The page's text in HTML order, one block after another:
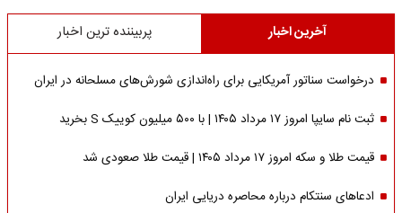
آخرین اخبار پربیننده ترین اخبار
درخواست سناتور آمریکایی برای راه‌اندازی شورش‌های مسلحانه در ایران
ثبت نام سایپا امروز ۱۷ مرداد ۱۴۰۵ | با ۵۰۰ میلیون کوییک S بخرید
قیمت طلا و سکه امروز ۱۷ مرداد ۱۴۰۵ | قیمت طلا صعودی شد
ادعاهای سنتکام درباره محاصره دریایی ایران